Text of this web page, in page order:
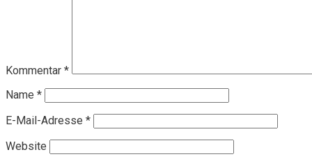
Kommentar *
Name *
E-Mail-Adresse *
Website